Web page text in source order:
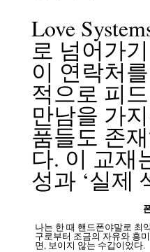
Love
로 넘어가
이 연락처
적으로 피
만남을 가
품들도 존
다. 이 교재
성과 ‘실제
나는 한 때 핸드폰야말로 최
구로부터 조금의 자유와 흥
면, 보이지 않는 수갑이었다.